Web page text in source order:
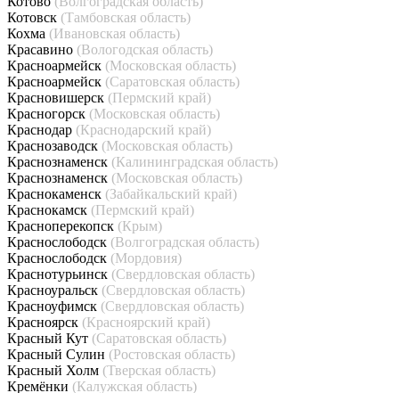
Котовск (Тамбовская область)
Кохма (Ивановская область)
Красавино (Вологодская область)
Красноармейск (Московская область)
Красноармейск (Саратовская область)
Красновишерск (Пермский край)
Красногорск (Московская область)
Краснодар (Краснодарский край)
Краснозаводск (Московская область)
Краснознаменск (Калининградская область)
Краснознаменск (Московская область)
Краснокаменск (Забайкальский край)
Краснокамск (Пермский край)
Красноперекопск (Крым)
Краснослободск (Волгоградская область)
Краснослободск (Мордовия)
Краснотурьинск (Свердловская область)
Красноуральск (Свердловская область)
Красноуфимск (Свердловская область)
Красноярск (Красноярский край)
Красный Кут (Саратовская область)
Красный Сулин (Ростовская область)
Красный Холм (Тверская область)
Кремёнки (Калужская область)